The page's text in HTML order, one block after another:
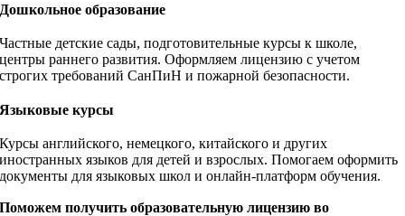
Дошкольное образование
Частные детские сады, подготовительные курсы к школе,
центры раннего развития. Оформляем лицензию с учетом
строгих требований СанПиН и пожарной безопасности.
Языковые курсы
Курсы английского, немецкого, китайского и других
иностранных языков для детей и взрослых. Помогаем оформить
документы для языковых школ и онлайн-платформ обучения.
Поможем получить образовательную лицензию во